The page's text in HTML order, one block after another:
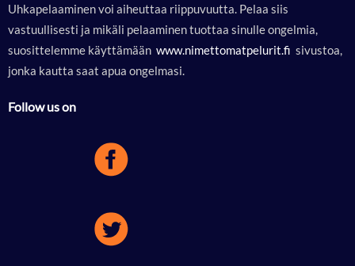
Uhkapelaaminen voi aiheuttaa riippuvuutta. Pelaa siis
vastuullisesti ja mikäli pelaaminen tuottaa sinulle ongelmia,
suosittelemme käyttämään www.nimettomatpelurit.fi sivustoa,
jonka kautta saat apua ongelmasi.
Follow us on